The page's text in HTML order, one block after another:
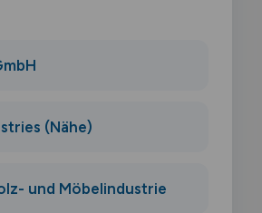
(Nähe)
und Möbelindustrie